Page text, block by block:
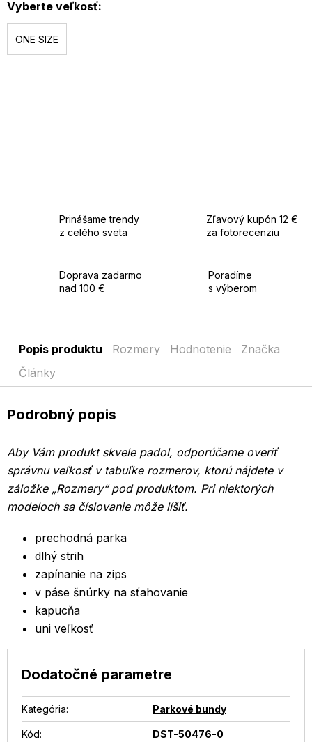
Vyberte veľkosť:
ONE SIZE
Prinášame trendy
z celého sveta
Zľavový kupón 12 €
za fotorecenziu
Doprava zadarmo
nad 100 €
Poradíme
s výberom
Popis produktu Rozmery Hodnotenie
Značka
Články
Podrobný popis
Aby Vám produkt skvele padol, odporúčame overiť
správnu veľkosť v tabuľke rozmerov, ktorú nájdete v
záložke „Rozmery“ pod produktom. Pri niektorých
modeloch sa číslovanie môže líšiť.
prechodná parka
dlhý strih
zapínanie na zips
v páse šnúrky na sťahovanie
kapucňa
uni veľkosť
Dodatočné parametre
Kategória: Parkové bundy
Kód: DST-50476-0